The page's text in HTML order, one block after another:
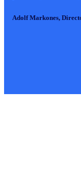
Adolf Markones,